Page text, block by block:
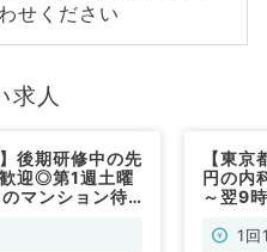
せください
求人
後期研修中の先
迎◎第1週土曜
マンション待
【東
円の内
～翌9
す！
1